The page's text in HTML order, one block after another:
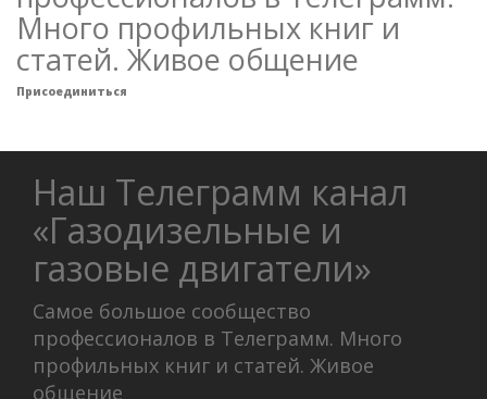
Много профильных книг и
статей. Живое общение
Присоединиться
Наш Телеграмм канал
«Газодизельные и
газовые двигатели»
Самое большое сообщество
профессионалов в Телеграмм. Много
профильных книг и статей. Живое
общение